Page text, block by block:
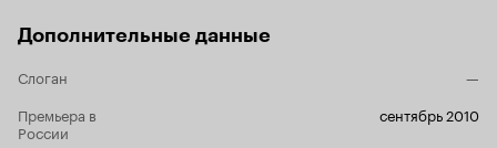
Дополнительные данные
Слоган
—
Премьера в
России
сентябрь 2010